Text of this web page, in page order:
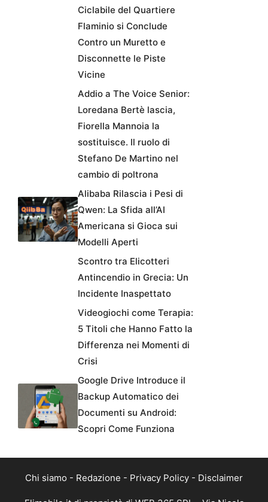
Ciclabile del Quartiere
Flaminio si Conclude
Contro un Muretto e
Disconnette le Piste
Vicine
Addio a The Voice Senior:
Loredana Bertè lascia,
Fiorella Mannoia la
sostituisce. Il ruolo di
Stefano De Martino nel
cambio di poltrona
Alibaba Rilascia i Pesi di
Qwen: La Sfida all’AI
Americana si Gioca sui
Modelli Aperti
Scontro tra Elicotteri
Antincendio in Grecia: Un
Incidente Inaspettato
Videogiochi come Terapia:
5 Titoli che Hanno Fatto la
Differenza nei Momenti di
Crisi
Google Drive Introduce il
Backup Automatico dei
Documenti su Android:
Scopri Come Funziona
Chi siamo - Redazione - Privacy Policy - Disclaimer